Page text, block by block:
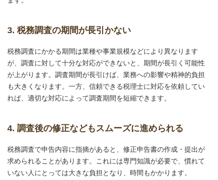
3. 税務調査の期間が長引かない
税務調査にかかる期間は業種や事業規模などにより異なります
が、調査に対して十分な対応ができないと、期間が長引く可能性
が上がります。調査期間が長引けば、業務への影響や精神的負担
も大きくなります。一方、信頼できる税理士に対応を依頼してい
れば、適切な対応によって調査期間を短縮できます。
4. 調査後の修正などもスムーズに進められる
税務調査で申告内容に指摘があると、修正申告書の作成・提出が
求められることがあります。これには専門知識が必要で、慣れて
いない人にとっては大きな負担となり、時間もかかります。